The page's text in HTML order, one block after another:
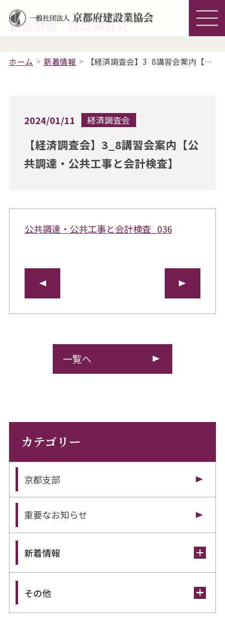
新着情報 - 経済調査会
ホーム 新着情報 【経済調査会】3_8講習会案内【公共調達・公共工事と会計検査】
2024/01/11 経済調査会
【経済調査会】3_8講習会案内【公
共調達・公共工事と会計検査】
公共調達・公共工事と会計検査_036
一覧へ
カテゴリー
京都支部
重要なお知らせ
新着情報
その他